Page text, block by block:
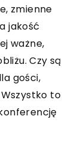
zmienne
jakość
ważne,
Czy są
gości,
to